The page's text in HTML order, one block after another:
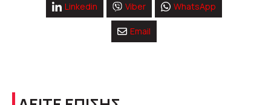
Linkedin Viber WhatsApp
Email